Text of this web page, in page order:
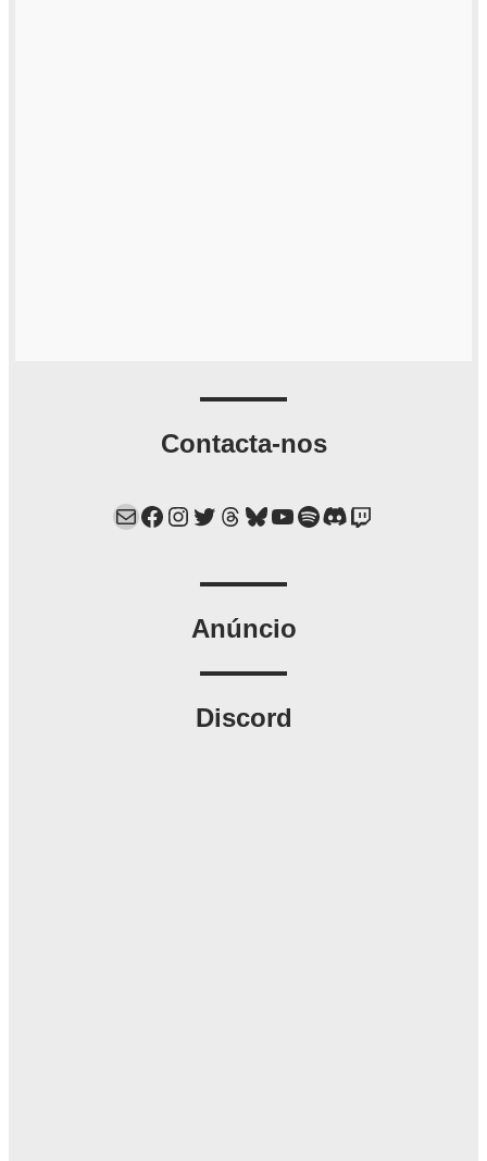
Contacta-nos
Mail Facebook Instagram Twitter Threads Bluesky YouTube Spotify Discord Twitch
Anúncio
Discord